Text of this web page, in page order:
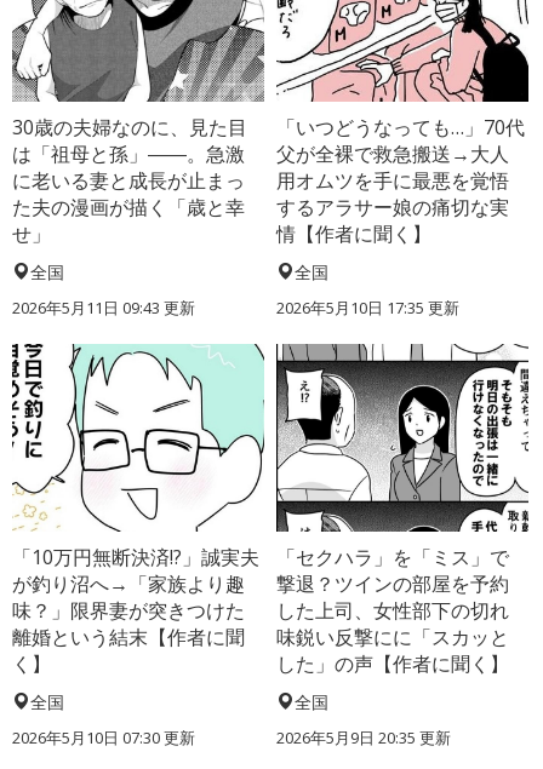
30歳の夫婦なのに、見た目
は「祖母と孫」――。急激
に老いる妻と成長が止まっ
た夫の漫画が描く「歳と幸
せ」
全国
2026年5月11日 09:43 更新
「いつどうなっても…」70代
父が全裸で救急搬送→大人
用オムツを手に最悪を覚悟
するアラサー娘の痛切な実
情【作者に聞く】
全国
2026年5月10日 17:35 更新
「10万円無断決済!?」誠実夫
が釣り沼へ→「家族より趣
味？」限界妻が突きつけた
離婚という結末【作者に聞
く】
全国
2026年5月10日 07:30 更新
「セクハラ」を「ミス」で
撃退？ツインの部屋を予約
した上司、女性部下の切れ
味鋭い反撃にに「スカッと
した」の声【作者に聞く】
全国
2026年5月9日 20:35 更新